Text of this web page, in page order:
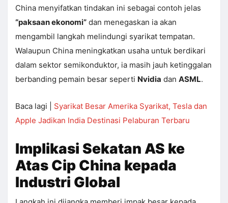
China menyifatkan tindakan ini sebagai contoh jelas
“paksaan ekonomi” dan menegaskan ia akan
mengambil langkah melindungi syarikat tempatan.
Walaupun China meningkatkan usaha untuk berdikari
dalam sektor semikonduktor, ia masih jauh ketinggalan
berbanding pemain besar seperti Nvidia dan ASML.
Baca lagi | Syarikat Besar Amerika Syarikat, Tesla dan
Apple Jadikan India Destinasi Pelaburan Terbaru
Implikasi Sekatan AS ke
Atas Cip China kepada
Industri Global